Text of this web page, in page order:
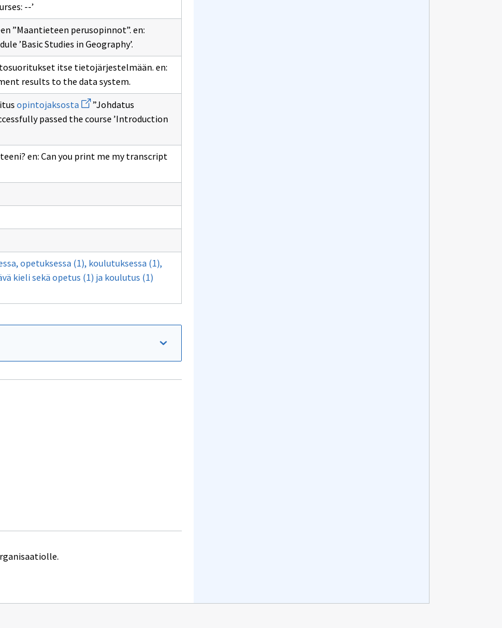
--’
”Maantieteen perusopinnot”. en:
’Basic Studies in Geography’.
itse tietojärjestelmään. en:
results to the data system.
opintojaksosta Avaa
uuden
ikkunan
”Johdatus
passed the course ’Introduction
en: Can you print me my transcript
opetuksessa (1), koulutuksessa (1),
kieli sekä opetus (1) ja koulutus (1)